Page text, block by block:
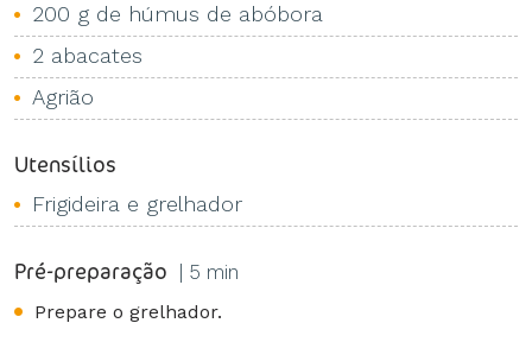
200 g de húmus de abóbora
2 abacates
Agrião
Utensílios
Frigideira e grelhador
Pré-preparação | 5 min
Prepare o grelhador.